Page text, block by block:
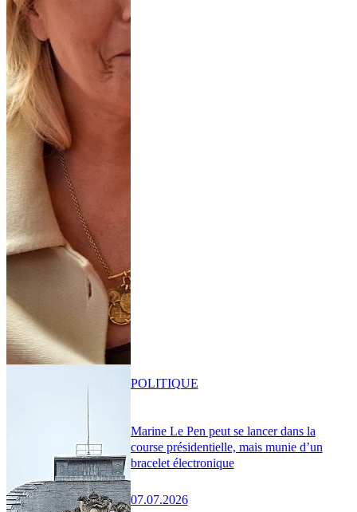
Marine Le Pen peut se lancer dans la
course présidentielle, mais munie d’un
bracelet électronique
07.07.2026
POLITIQUE